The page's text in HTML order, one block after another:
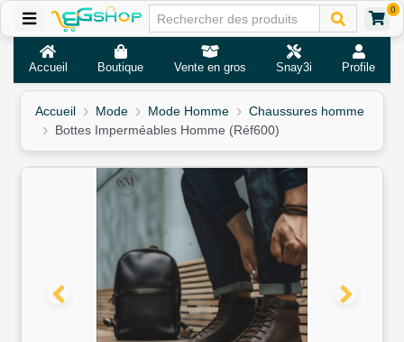
0
Accueil Boutique Vente en gros Snay3i Profile
Accueil Mode Mode Homme
Chaussures homme
Bottes Imperméables Homme (Réf600)